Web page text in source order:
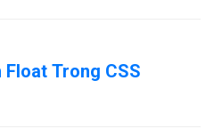
Float Trong CSS